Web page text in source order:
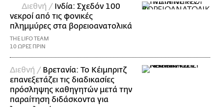
Διεθνή / Ινδία: Σχεδόν 100
νεκροί από τις φονικές
πλημμύρες στα βορειοανατολικά
THE LIFO TEAM
10 ΩΡΕΣ ΠΡΙΝ
Διεθνή / Βρετανία: Το Κέιμπριτζ
επανεξετάζει τις διαδικασίες
πρόσληψης καθηγητών μετά την
παραίτηση διδάσκοντα για